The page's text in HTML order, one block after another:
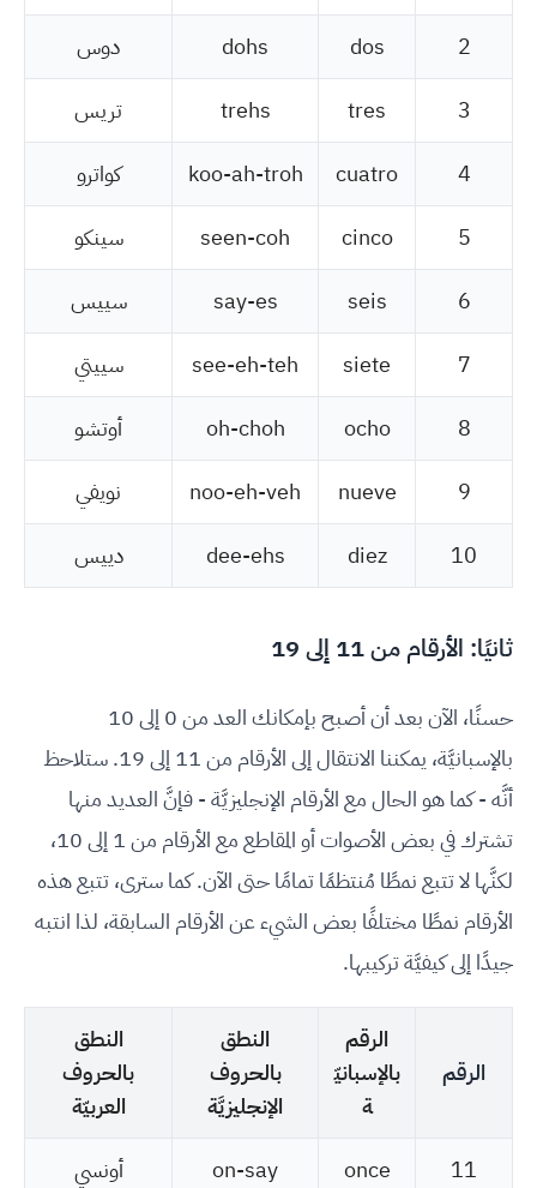
2
dos
dohs
دوس
3
tres
trehs
تريس
4
cuatro
koo-ah-troh
كواترو
5
cinco
seen-coh
سينكو
6
seis
say-es
سييس
7
siete
see-eh-teh
سييتي
8
ocho
oh-choh
أوتشو
9
nueve
noo-eh-veh
نويفي
10
diez
dee-ehs دييس
ثانيًا: الأرقام من 11 إلى 19
حسنًا، الآن بعد أن أصبح بإمكانك العد من 0 إلى 10
بالإسبانيَّة، يمكننا الانتقال إلى الأرقام من 11 إلى 19. ستلاحظ
أنَّه - كما هو الحال مع الأرقام الإنجليزيَّة - فإنَّ العديد منها
تشترك في بعض الأصوات أو المقاطع مع الأرقام من 1 إلى 10،
لكنَّها لا تتبع نمطًا مُنتظمًا تمامًا حتى الآن. كما سترى، تتبع هذه
الأرقام نمطًا مختلفًا بعض الشيء عن الأرقام السابقة، لذا انتبه
جيدًا إلى كيفيَّة تركيبها.
الرقم
الرقم
بالإسبانيّ
ة
النطق
بالحروف
الإنجليزيَّة
النطق
بالحروف
العربيّة
11
once
on-say
أونسي